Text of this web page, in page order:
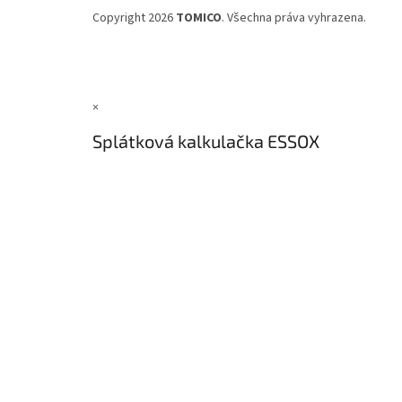
Copyright 2026 TOMICO. Všechna práva vyhrazena.
×
Splátková kalkulačka ESSOX